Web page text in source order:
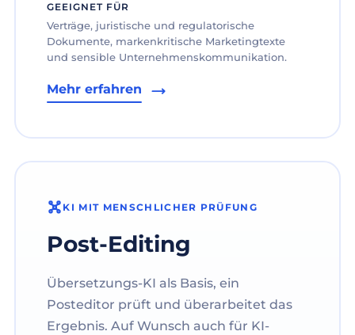
GEEIGNET FÜR
Verträge, juristische und regulatorische
Dokumente, markenkritische Marketingtexte
und sensible Unternehmenskommunikation.
Mehr erfahren
KI MIT MENSCHLICHER PRÜFUNG
Post-Editing
Übersetzungs-KI als Basis, ein
Posteditor prüft und überarbeitet das
Ergebnis. Auf Wunsch auch für KI-